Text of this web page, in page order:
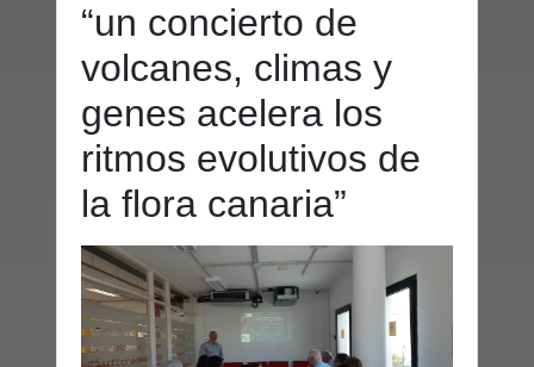
“un concierto de
volcanes, climas y
genes acelera los
ritmos evolutivos de
la flora canaria”